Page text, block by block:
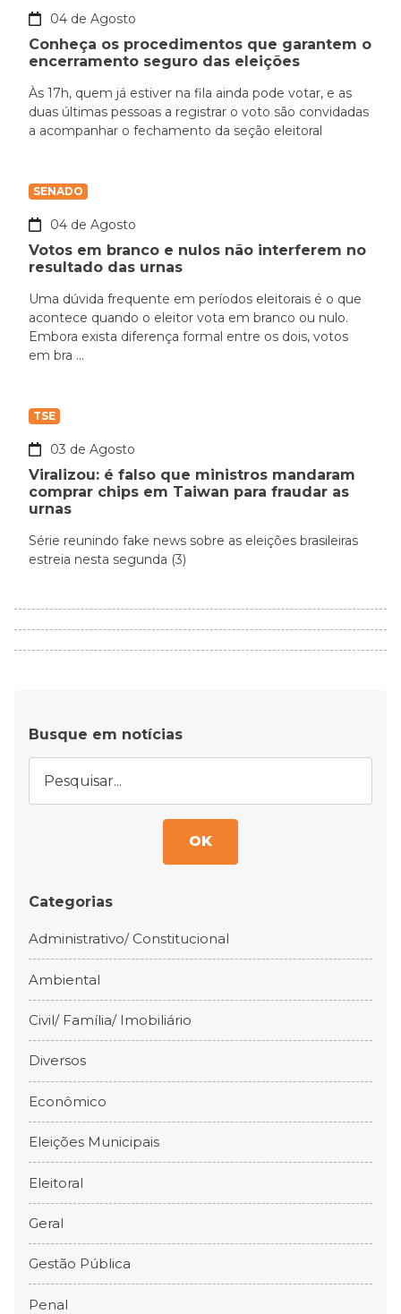
04 de Agosto
Conheça os procedimentos que garantem o
encerramento seguro das eleições
Às 17h, quem já estiver na fila ainda pode votar, e as
duas últimas pessoas a registrar o voto são convidadas
a acompanhar o fechamento da seção eleitoral
SENADO
04 de Agosto
Votos em branco e nulos não interferem no
resultado das urnas
Uma dúvida frequente em períodos eleitorais é o que
acontece quando o eleitor vota em branco ou nulo.
Embora exista diferença formal entre os dois, votos
em bra ...
TSE
03 de Agosto
Viralizou: é falso que ministros mandaram
comprar chips em Taiwan para fraudar as
urnas
Série reunindo fake news sobre as eleições brasileiras
estreia nesta segunda (3)
Busque em notícias
OK
Categorias
Administrativo/ Constitucional
Ambiental
Civil/ Família/ Imobiliário
Diversos
Econômico
Eleições Municipais
Eleitoral
Geral
Gestão Pública
Penal